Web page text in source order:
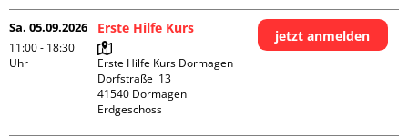
Sa. 05.09.2026
11:00 - 18:30
Uhr
Erste Hilfe Kurs
Erste Hilfe Kurs Dormagen
Dorfstraße  13
41540 Dormagen
Erdgeschoss
jetzt anmelden